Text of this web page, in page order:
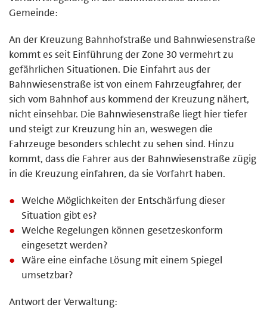
Gemeinde:
An der Kreuzung Bahnhofstraße und Bahnwiesenstraße
kommt es seit Einführung der Zone 30 vermehrt zu
gefährlichen Situationen. Die Einfahrt aus der
Bahnwiesenstraße ist von einem Fahrzeugfahrer, der
sich vom Bahnhof aus kommend der Kreuzung nähert,
nicht einsehbar. Die Bahnwiesenstraße liegt hier tiefer
und steigt zur Kreuzung hin an, weswegen die
Fahrzeuge besonders schlecht zu sehen sind. Hinzu
kommt, dass die Fahrer aus der Bahnwiesenstraße zügig
in die Kreuzung einfahren, da sie Vorfahrt haben.
Welche Möglichkeiten der Entschärfung dieser
Situation gibt es?
Welche Regelungen können gesetzeskonform
eingesetzt werden?
Wäre eine einfache Lösung mit einem Spiegel
umsetzbar?
Antwort der Verwaltung: